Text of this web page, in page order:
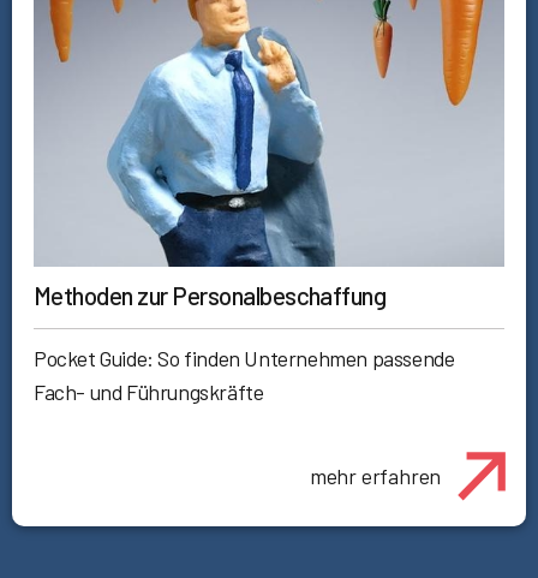
Methoden zur Personalbeschaffung
Pocket Guide: So finden Unternehmen passende
Fach- und Führungskräfte
mehr erfahren